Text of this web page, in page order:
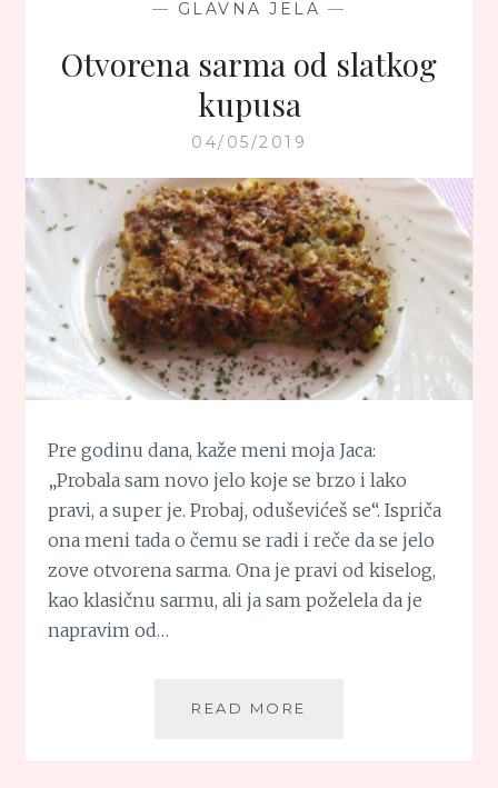
— GLAVNA JELA —
Otvorena sarma od slatkog
kupusa
04/05/2019
Pre godinu dana, kaže meni moja Jaca:
„Probala sam novo jelo koje se brzo i lako
pravi, a super je. Probaj, oduševićeš se“. Ispriča
ona meni tada o čemu se radi i reče da se jelo
zove otvorena sarma. Ona je pravi od kiselog,
kao klasičnu sarmu, ali ja sam poželela da je
napravim od…
READ MORE